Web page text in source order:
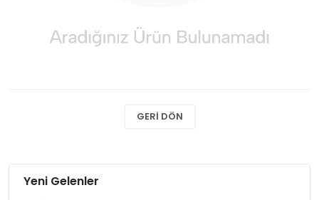
GERI DÖN
Yeni Gelenler